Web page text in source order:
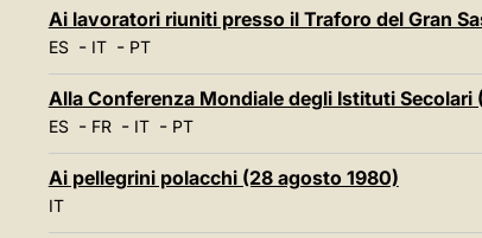
Ai lavoratori riuniti presso il Traforo del Gran
ES- IT- PT
Alla Conferenza Mondiale degli Istituti Secolari
ES- FR- IT- PT
Ai pellegrini polacchi (28 agosto 1980)
IT